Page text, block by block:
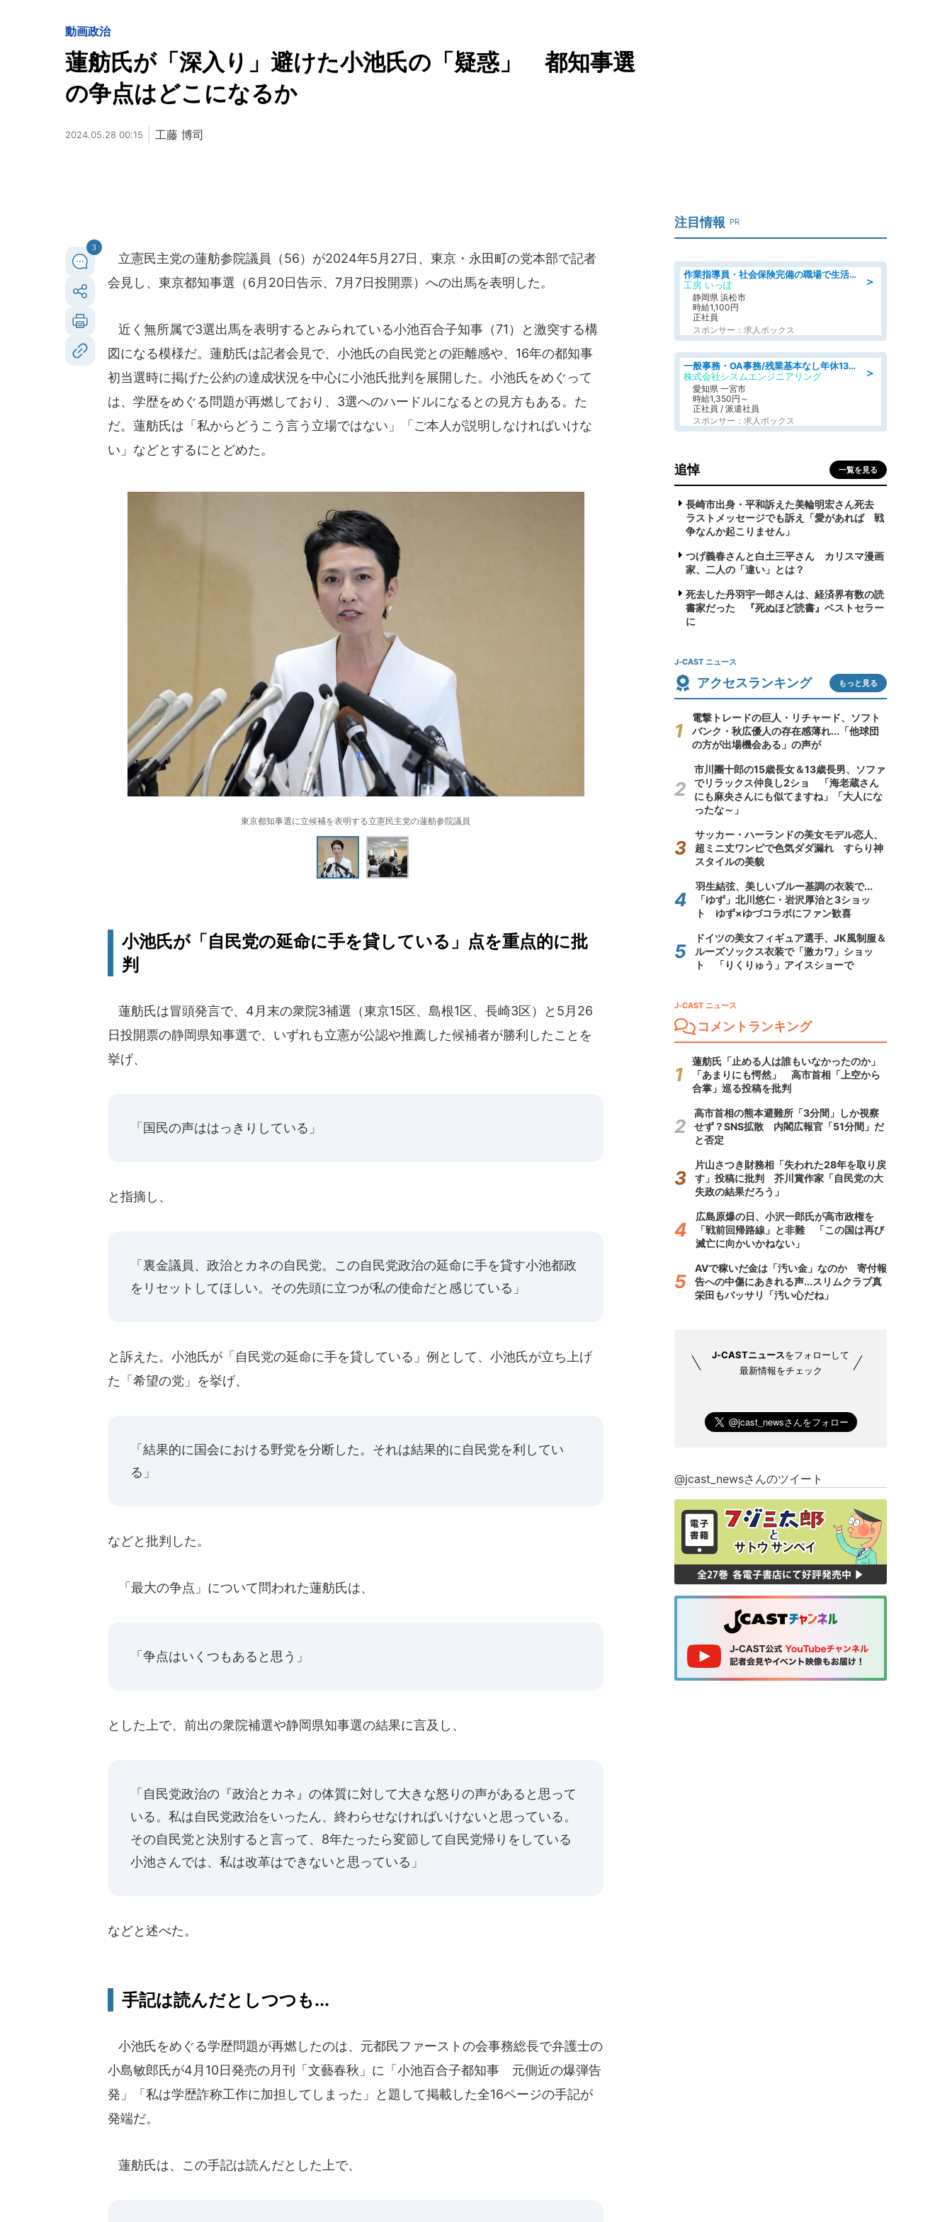
動画政治
蓮舫氏が「深入り」避けた小池氏の「疑惑」 都知事選
の争点はどこになるか
2024.05.28 00:15 工藤 博司
3
立憲民主党の蓮舫参院議員（56）が2024年5月27日、東京・永田町の党本部で記者
会見し、東京都知事選（6月20日告示、7月7日投開票）への出馬を表明した。
近く無所属で3選出馬を表明するとみられている小池百合子知事（71）と激突する構
図になる模様だ。蓮舫氏は記者会見で、小池氏の自民党との距離感や、16年の都知事
初当選時に掲げた公約の達成状況を中心に小池氏批判を展開した。小池氏をめぐって
は、学歴をめぐる問題が再燃しており、3選へのハードルになるとの見方もある。た
だ。蓮舫氏は「私からどうこう言う立場ではない」「ご本人が説明しなければいけな
い」などとするにとどめた。
東京都知事選に立候補を表明する立憲民主党の蓮舫参院議員
小池氏が「自民党の延命に手を貸している」点を重点的に批
判
蓮舫氏は冒頭発言で、4月末の衆院3補選（東京15区、島根1区、長崎3区）と5月26
日投開票の静岡県知事選で、いずれも立憲が公認や推薦した候補者が勝利したことを
挙げ、
「国民の声ははっきりしている」
と指摘し、
「裏金議員、政治とカネの自民党。この自民党政治の延命に手を貸す小池都政
をリセットしてほしい。その先頭に立つが私の使命だと感じている」
と訴えた。小池氏が「自民党の延命に手を貸している」例として、小池氏が立ち上げ
た「希望の党」を挙げ、
「結果的に国会における野党を分断した。それは結果的に自民党を利してい
る」
などと批判した。
「最大の争点」について問われた蓮舫氏は、
「争点はいくつもあると思う」
とした上で、前出の衆院補選や静岡県知事選の結果に言及し、
「自民党政治の『政治とカネ』の体質に対して大きな怒りの声があると思って
いる。私は自民党政治をいったん、終わらせなければいけないと思っている。
その自民党と決別すると言って、8年たったら変節して自民党帰りをしている
小池さんでは、私は改革はできないと思っている」
などと述べた。
手記は読んだとしつつも...
小池氏をめぐる学歴問題が再燃したのは、元都民ファーストの会事務総長で弁護士の
小島敏郎氏が4月10日発売の月刊「文藝春秋」に「小池百合子都知事 元側近の爆弾告
発」「私は学歴詐称工作に加担してしまった」と題して掲載した全16ページの手記が
発端だ。
蓮舫氏は、この手記は読んだとした上で、
注目情報 PR
＞
作業指導員・社会保険完備の職場で生活支援員
工房 いっぽ
静岡県 浜松市
時給1,100円
正社員
スポンサー：求人ボックス
＞
一般事務・OA事務/残業基本なし年休130日社保完備の一般・調達事務
株式会社シスムエンジニアリング
愛知県 一宮市
時給1,350円～
正社員 / 派遣社員
スポンサー：求人ボックス
追悼 一覧を見る
長崎市出身・平和訴えた美輪明宏さん死去
ラストメッセージでも訴え「愛があれば 戦
争なんか起こりません」
つげ義春さんと白土三平さん カリスマ漫画
家、二人の「違い」とは？
死去した丹羽宇一郎さんは、経済界有数の読
書家だった 『死ぬほど読書』ベストセラー
に
J-CAST ニュース
アクセスランキング もっと見る
電撃トレードの巨人・リチャード、ソフト
バンク・秋広優人の存在感薄れ...「他球団
の方が出場機会ある」の声が
市川團十郎の15歳長女＆13歳長男、ソファ
でリラックス仲良し2ショ 「海老蔵さん
にも麻央さんにも似てますね」「大人にな
ったな～」
サッカー・ハーランドの美女モデル恋人、
超ミニ丈ワンピで色気ダダ漏れ すらり神
スタイルの美貌
羽生結弦、美しいブルー基調の衣装で...
「ゆず」北川悠仁・岩沢厚治と3ショッ
ト ゆず×ゆづコラボにファン歓喜
ドイツの美女フィギュア選手、JK風制服＆
ルーズソックス衣装で「激カワ」ショッ
ト 「りくりゅう」アイスショーで
J-CAST ニュース
コメントランキング
蓮舫氏「止める人は誰もいなかったのか」
「あまりにも愕然」 高市首相「上空から
合掌」巡る投稿を批判
高市首相の熊本避難所「3分間」しか視察
せず？SNS拡散 内閣広報官「51分間」だ
と否定
片山さつき財務相「失われた28年を取り戻
す」投稿に批判 芥川賞作家「自民党の大
失政の結果だろう」
広島原爆の日、小沢一郎氏が高市政権を
「戦前回帰路線」と非難 「この国は再び
滅亡に向かいかねない」
AVで稼いだ金は「汚い金」なのか 寄付報
告への中傷にあきれる声...スリムクラブ真
栄田もバッサリ「汚い心だね」
J-CASTニュースをフォローして
最新情報をチェック
@jcast_newsさんのツイート